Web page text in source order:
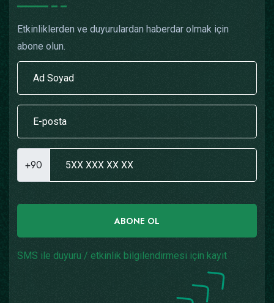
Etkinliklerden ve duyurulardan haberdar olmak için
abone olun.
+90
ABONE OL
SMS ile duyuru / etkinlik bilgilendirmesi için kayıt